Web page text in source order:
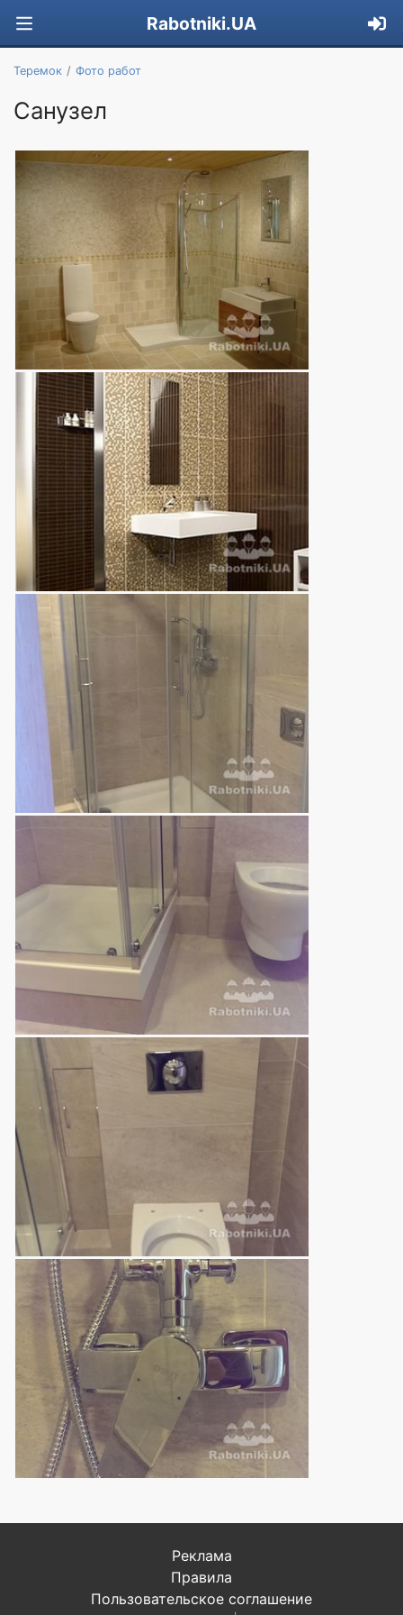
Rabotniki.UA
Теремок Фото работ
Санузел
Реклама
Правила
Пользовательское соглашение